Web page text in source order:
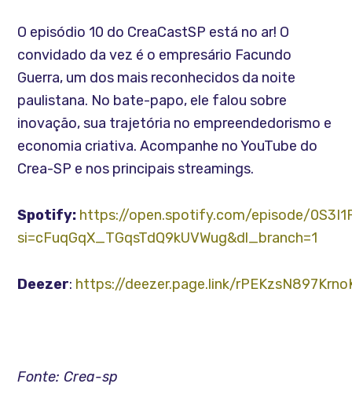
O episódio 10 do CreaCastSP está no ar! O
convidado da vez é o empresário Facundo
Guerra, um dos mais reconhecidos da noite
paulistana. No bate-papo, ele falou sobre
inovação, sua trajetória no empreendedorismo e
economia criativa. Acompanhe no YouTube do
Crea-SP e nos principais streamings.
Spotify: https://open.spotify.com/episode/
si=cFuqGqX_TGqsTdQ9kUVWug&dl_branch=1
Deezer: https://deezer.page.link/
Fonte: Crea-sp